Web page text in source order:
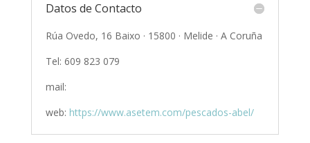
Datos de Contacto
Rúa Ovedo, 16 Baixo · 15800 · Melide · A Coruña
Tel: 609 823 079
mail:
web: https://www.asetem.com/pescados-abel/